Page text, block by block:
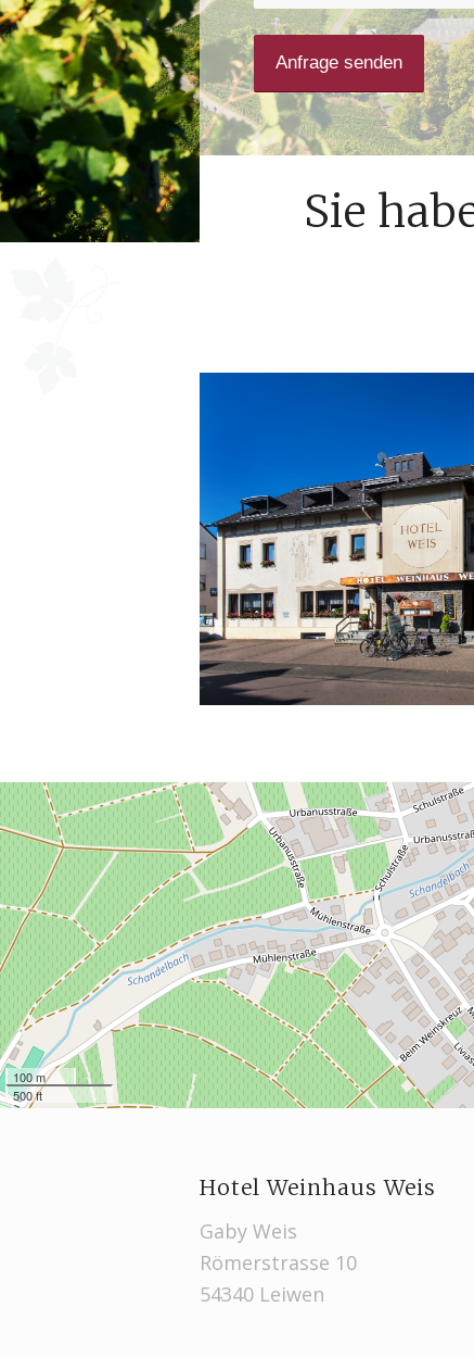
Sie
100 m
500 ft
Hotel Weinhaus Weis
Gaby Weis
Römerstrasse 10
54340 Leiwen